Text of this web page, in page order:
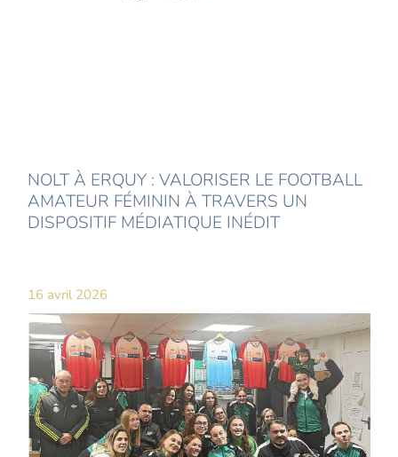
NOLT À ERQUY : VALORISER LE FOOTBALL
AMATEUR FÉMININ À TRAVERS UN
DISPOSITIF MÉDIATIQUE INÉDIT
16 avril 2026